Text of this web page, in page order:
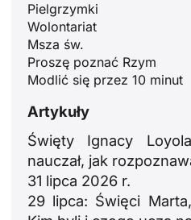
Pielgrzymki
Wolontariat
Msza św.
Proszę poznać Rzym
Modlić się przez 10 minut
Artykuły
Święty Ignacy
nauczał, jak
31 lipca 2026 r.
29 lipca: Święci